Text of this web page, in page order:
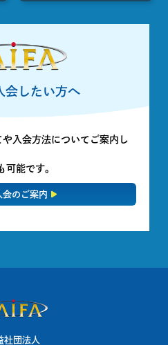
会したい方へ
入会方法についてご案内し
可能です。
会のご案内
社団法人